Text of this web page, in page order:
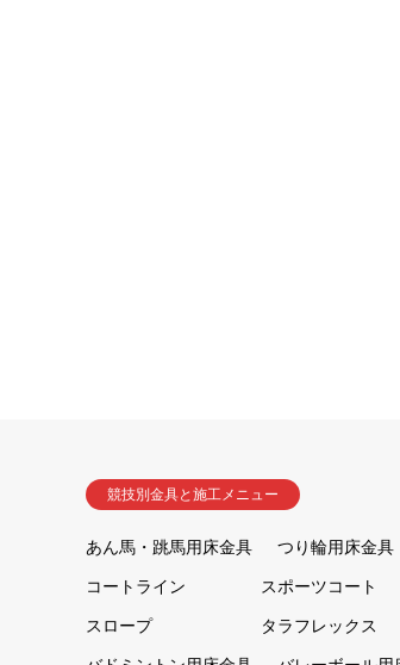
競技別金具と施工メニュー
あん馬・跳馬用床金具 つり輪用床金具
コートライン スポーツコート
スロープ タラフレックス